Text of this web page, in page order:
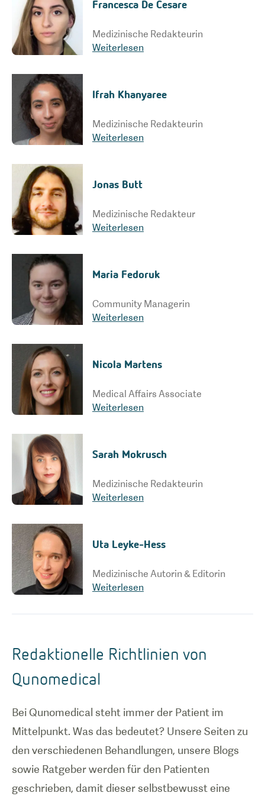
Francesca De Cesare
Medizinische Redakteurin
Weiterlesen
Ifrah Khanyaree
Medizinische Redakteurin
Weiterlesen
Jonas Butt
Medizinische Redakteur
Weiterlesen
Maria Fedoruk
Community Managerin
Weiterlesen
Nicola Martens
Medical Affairs Associate
Weiterlesen
Sarah Mokrusch
Medizinische Redakteurin
Weiterlesen
Uta Leyke-Hess
Medizinische Autorin & Editorin
Weiterlesen
Redaktionelle Richtlinien von
Qunomedical
Bei Qunomedical steht immer der Patient im
Mittelpunkt. Was das bedeutet? Unsere Seiten zu
den verschiedenen Behandlungen, unsere Blogs
sowie Ratgeber werden für den Patienten
geschrieben, damit dieser selbstbewusst eine